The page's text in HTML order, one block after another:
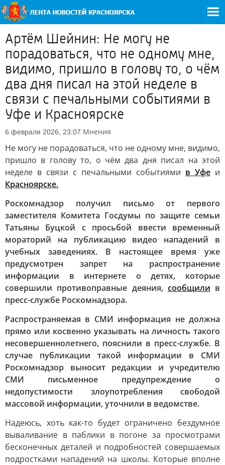
Артём Шейнин: Не могу не
порадоваться, что не одному мне,
видимо, пришло в голову то, о чём
два дня писал на этой неделе в
связи с печальными событиями в
Уфе и Красноярске
6 февраля 2026, 23:07 Мнения
Не могу не порадоваться, что не одному мне, видимо,
пришло в голову то, о чём два дня писал на этой
неделе в связи с печальными событиями в Уфе и
Красноярске.
Роскомнадзор получил письмо от первого
заместителя Комитета Госдумы по защите семьи
Татьяны Буцкой с просьбой ввести временный
мораторий на публикацию видео нападений в
учебных заведениях. В настоящее время уже
предусмотрен запрет на распространение
информации в интернете о детях, которые
совершили противоправные деяния, сообщили в
пресс-службе Роскомнадзора.
Распространяемая в СМИ информация не должна
прямо или косвенно указывать на личность такого
несовершеннолетнего, пояснили в пресс-службе. В
случае публикации такой информации в СМИ
Роскомнадзор выносит редакции и учредителю
СМИ письменное предупреждение о
недопустимости злоупотребления свободой
массовой информации, уточнили в ведомстве.
Надеюсь, хоть как-то будет ограничено бездумное
вываливание в паблики в погоне за просмотрами
бесконечных деталей и подробностей совершаемых
подростками нападений на школы. Которые вполне